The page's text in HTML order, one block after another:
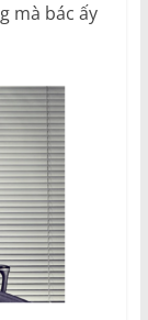
mà bác ấy